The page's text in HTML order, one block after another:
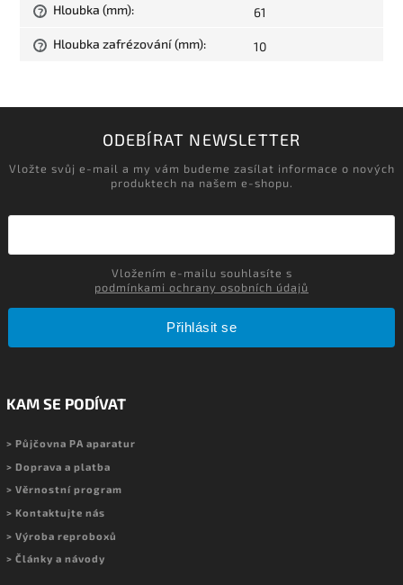
? Hloubka (mm): 61
? Hloubka zafrézování (mm): 10
ODEBÍRAT NEWSLETTER
Vložte svůj e-mail a my vám budeme zasílat informace o nových
produktech na našem e-shopu.
podmínkami ochrany osobních údajů
Přihlásit se
KAM SE PODÍVAT
> Půjčovna PA aparatur
> Doprava a platba
> Věrnostní program
> Kontaktujte nás
> Výroba reproboxů
> Články a návody